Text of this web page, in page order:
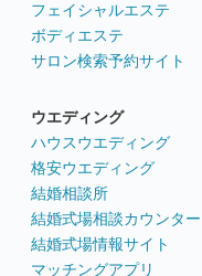
フェイシャルエステ
ボディエステ
サロン検索予約サイト
ウエディング
ハウスウエディング
格安ウエディング
結婚相談所
結婚式場相談カウンター
結婚式場情報サイト
マッチングアプリ